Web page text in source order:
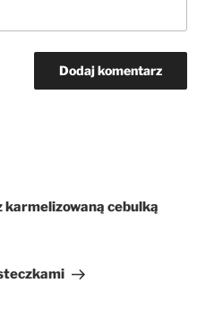
karmelizowaną cebulką